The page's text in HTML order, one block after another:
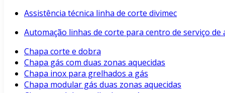
Assistência técnica linha de corte divimec
Automação linhas de corte para centro de serviço de
Chapa corte e dobra
Chapa gás com duas zonas aquecidas
Chapa inox para grelhados a gás
Chapa modular gás duas zonas aquecidas